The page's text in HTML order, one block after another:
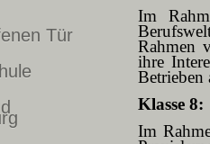
Tür
Im
Rahmen
ihre
Betrieben
Klasse 8:
Im